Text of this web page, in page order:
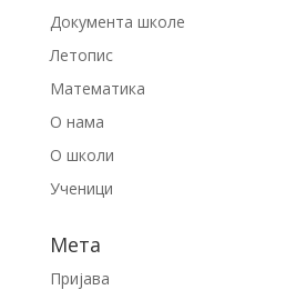
Документа школе
Летопис
Математика
О нама
О школи
Ученици
Мета
Пријава